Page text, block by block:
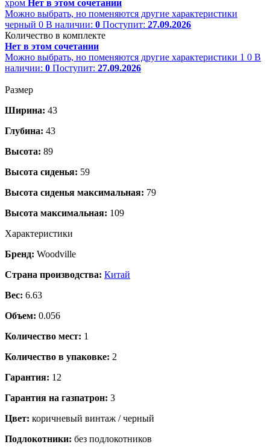
хром Нет в этом сочетании
Можно выбрать, но поменяются другие характеристики
черный 0 В наличии: 0 Поступит: 27.09.2026
Количество в комплекте
Нет в этом сочетании
Можно выбрать, но поменяются другие характеристики 1 0 В
наличии: 0 Поступит: 27.09.2026
Размер
Ширина: 43
Глубина: 43
Высота: 89
Высота сиденья: 59
Высота сиденья максимальная: 79
Высота максимальная: 109
Характеристики
Бренд: Woodville
Страна производства: Китай
Вес: 6.63
Объем: 0.056
Количество мест: 1
Количество в упаковке: 2
Гарантия: 12
Гарантия на газпатрон: 3
Цвет: коричневый винтаж / черный
Подлокотники: без подлокотников